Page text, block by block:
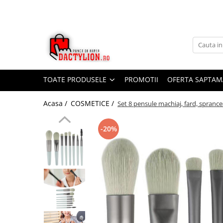
TOATE PRODUSELE PROMOTII OFERTA
Acasa / COSMETICE / Set 8 pensule machiaj, fard,
-20%